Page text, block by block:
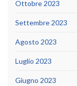
Ottobre 2023
Settembre 2023
Agosto 2023
Luglio 2023
Giugno 2023